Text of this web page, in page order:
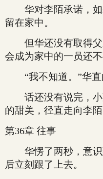
华对李陌承诺，如
留在家中。
但华还没有取得父
会成为家中的一员还不
“我不知道。”华直
话还没有说完，小
的甜美，径直走向李陌
第36章 往事
华愣了两秒，意识
后立刻跟了上去。